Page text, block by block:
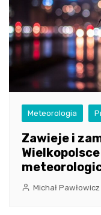
Meteorologia
Zawieje i
Michał Pawłowicz